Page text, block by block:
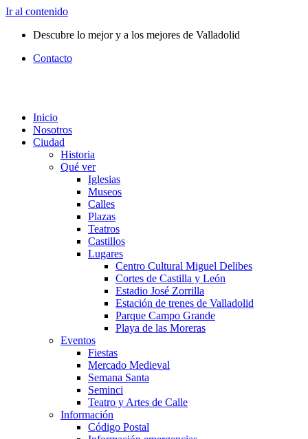
Ir al contenido
Descubre lo mejor y a los mejores de Valladolid
Contacto
Inicio
Nosotros
Ciudad
Historia
Qué ver
Iglesias
Museos
Calles
Plazas
Teatros
Castillos
Lugares
Centro Cultural Miguel Delibes
Cortes de Castilla y León
Estadio José Zorrilla
Estación de trenes de Valladolid
Parque Campo Grande
Playa de las Moreras
Eventos
Fiestas
Mercado Medieval
Semana Santa
Seminci
Teatro y Artes de Calle
Información
Código Postal